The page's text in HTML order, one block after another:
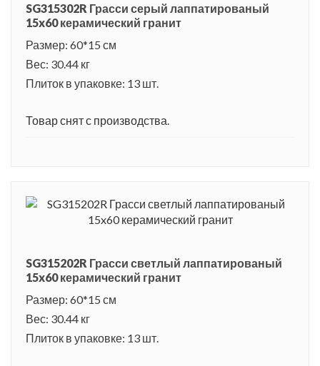
SG315302R Грасси серый лаппатированый
15x60 керамический гранит
Размер: 60*15 см
Вес: 30.44 кг
Плиток в упаковке: 13 шт.
Товар снят с производства.
SG315202R Грасси светлый лаппатированый
15x60 керамический гранит
Размер: 60*15 см
Вес: 30.44 кг
Плиток в упаковке: 13 шт.